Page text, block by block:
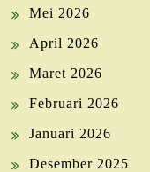
Mei 2026
April 2026
Maret 2026
Februari 2026
Januari 2026
Desember 2025